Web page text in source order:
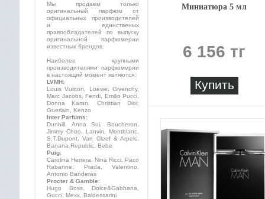
Миниатюра 5 мл
6 156 тг
Купить
Мы продаем только
оригинальный парфюм от
официальных производителей
и единственых
правообладателей по выпуску
оригинальной парфюмерии
известных брендов.
Наиболее крупными
производителями парфюмерии
в настоящий момент являются:
LVMH:
Louis Vuitton, Loewe, Givenchy,
Marc Jacobs, Fendi, Emilio Pucci,
Donna Karan, Christian Dior,
Guerlain, Kenzo
Inter Parfums:
Dunhill, Anna Sui, Boucheron,
Jimmy Choo, Lanvin, Montblanc,
S.T.Dupont, Van Cleef & Arpels,
Banana Republic, Bebe
Puig:
Carolina Herrera, Nina Ricci, Paco
Rabanne, Prada, Valentino,
Antonio Banderas
Procter & Gamble:
Hugo Boss, Dolce&Gabbana,
Gucci, Mexx, Baldessarini